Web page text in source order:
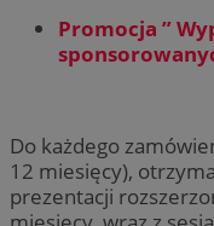
Promocja ”
Do każdego
12 miesięcy),
prezentacji